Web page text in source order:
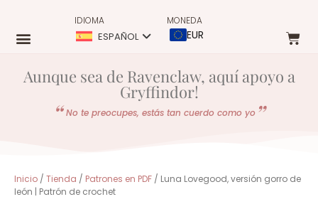
IDIOMA
ESPAÑOL
MONEDA
EUR
Aunque sea de Ravenclaw, aquí apoyo a
Gryffindor!
No te preocupes, estás tan cuerdo como yo
Inicio / Tienda / Patrones en PDF / Luna Lovegood, versión gorro de
león | Patrón de crochet